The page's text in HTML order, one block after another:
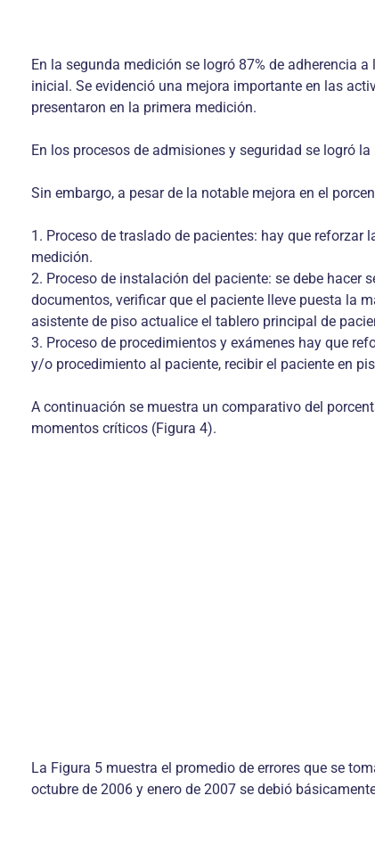
En la segunda medición se logró 87% de adherencia
inicial. Se evidenció una mejora importante en las
presentaron en la primera medición.
En los procesos de admisiones y seguridad se logró
Sin embargo, a pesar de la notable mejora en el
1. Proceso de traslado de pacientes: hay que
medición.
2. Proceso de instalación del paciente: se debe hacer
documentos, verificar que el paciente lleve puesta la
asistente de piso actualice el tablero principal de
3. Proceso de procedimientos y exámenes hay que
y/o procedimiento al paciente, recibir el paciente en
A continuación se muestra un comparativo del
momentos críticos (Figura 4).
La Figura 5 muestra el promedio de errores que se
octubre de 2006 y enero de 2007 se debió